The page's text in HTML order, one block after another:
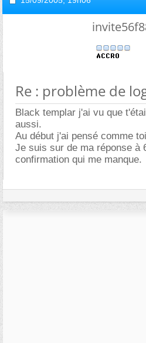
Re : problème de
Black templar j'ai vu que
aussi.
Au début j'ai pensé comme
Je suis sur de ma réponse à
confirmation qui me manque.